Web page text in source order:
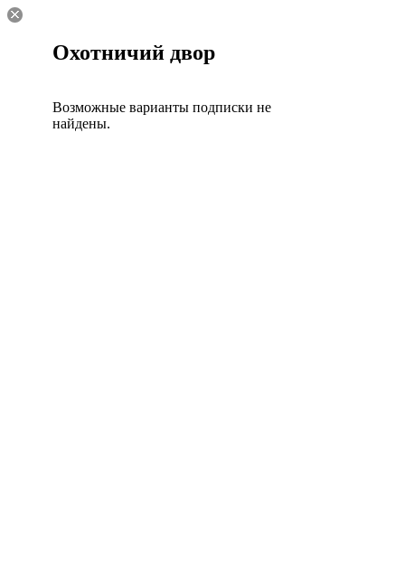
Охотничий двор
Возможные варианты подписки не
найдены.